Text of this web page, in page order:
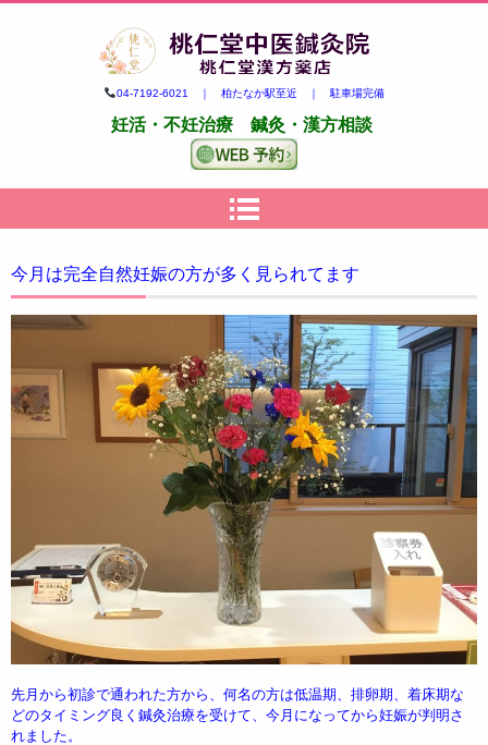
柏市の妊活・不妊治療専門 鍼
灸・漢方｜桃仁堂中医鍼灸院・
桃仁堂漢方薬店
04-7192-6021 ｜ 柏たなか駅至近 ｜ 駐車場完備
妊活・不妊治療 鍼灸・漢方相談
今月は完全自然妊娠の方が多く見られてます
先月から初診で通われた方から、何名の方は低温期、排卵期、着床期な
どのタイミング良く鍼灸治療を受けて、今月になってから妊娠が判明さ
れました。